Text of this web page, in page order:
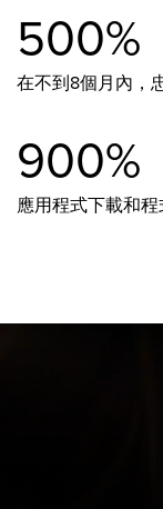
500%
在不到8個月內，
900%
應用程式下載和